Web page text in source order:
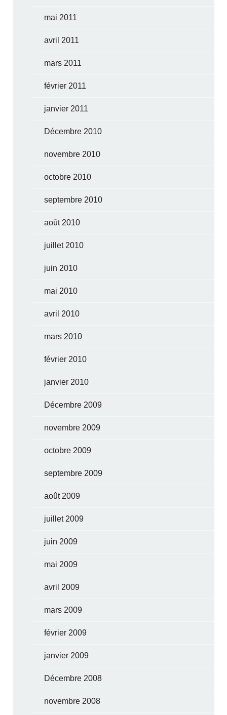
mai 2011
avril 2011
mars 2011
février 2011
janvier 2011
Décembre 2010
novembre 2010
octobre 2010
septembre 2010
août 2010
juillet 2010
juin 2010
mai 2010
avril 2010
mars 2010
février 2010
janvier 2010
Décembre 2009
novembre 2009
octobre 2009
septembre 2009
août 2009
juillet 2009
juin 2009
mai 2009
avril 2009
mars 2009
février 2009
janvier 2009
Décembre 2008
novembre 2008